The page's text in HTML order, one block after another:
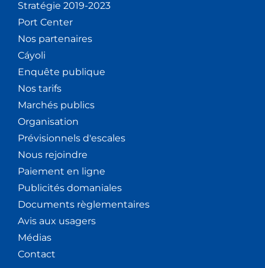
Stratégie 2019-2023
Port Center
Nos partenaires
Cáyoli
Enquête publique
Nos tarifs
Marchés publics
Organisation
Prévisionnels d'escales
Nous rejoindre
Paiement en ligne
Publicités domaniales
Documents règlementaires
Avis aux usagers
Médias
Contact